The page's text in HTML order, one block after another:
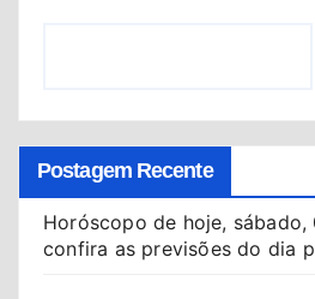
Postagem Recente
Horóscopo de hoje,
confira as previsões do dia